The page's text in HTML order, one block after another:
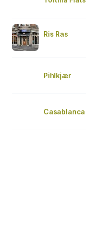
Ris Ras
Pihlkjær
Casablanca